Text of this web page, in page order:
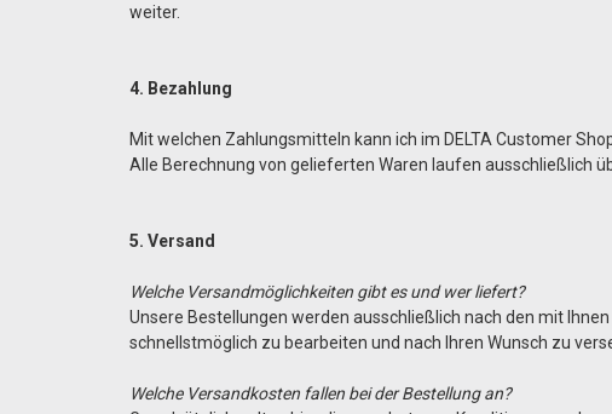
weiter.
4. Bezahlung
Mit welchen Zahlungsmitteln kann ich im DELTA Customer
Alle Berechnung von gelieferten Waren laufen ausschließlich
5. Versand
Welche Versandmöglichkeiten gibt es und wer liefert?
Unsere Bestellungen werden ausschließlich nach den mit
schnellstmöglich zu bearbeiten und nach Ihren Wunsch zu
Welche Versandkosten fallen bei der Bestellung an?